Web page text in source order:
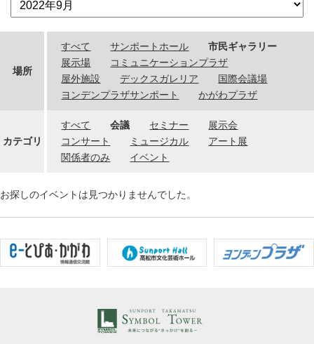
場所
すべて サンポートホール
市民ギャラリー
展示場
コミュニケーションプラザ
屋外施設
デックスガレリア
国際会議場
ヨンデンプラザサンポート
かがわプラザ
カテゴリ
すべて 会議 セミナー
展示会
コンサート
ミュージカル
アート展
関係者のみ
イベント
お探しのイベントは見つかりませんでした。